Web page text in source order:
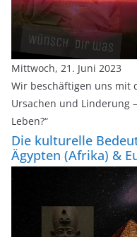
Mittwoch, 21. Juni 2023
Wir beschäftigen uns mit
Ursachen und Linderung
Leben?“
Die kulturelle
Ägypten (Afrika) &